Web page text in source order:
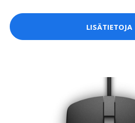
LISÄTIETOJA